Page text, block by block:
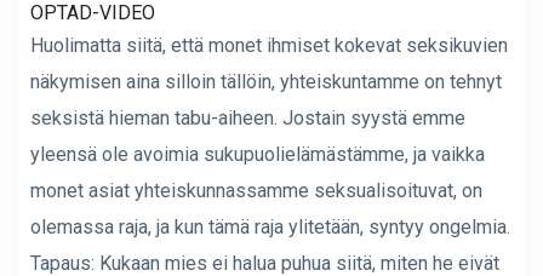
OPTAD-VIDEO
Huolimatta siitä, että monet ihmiset kokevat seksikuvien
näkymisen aina silloin tällöin, yhteiskuntamme on tehnyt
seksistä hieman tabu-aiheen. Jostain syystä emme
yleensä ole avoimia sukupuolielämästämme, ja vaikka
monet asiat yhteiskunnassamme seksualisoituvat, on
olemassa raja, ja kun tämä raja ylitetään, syntyy ongelmia.
Tapaus: Kukaan mies ei halua puhua siitä, miten he eivät